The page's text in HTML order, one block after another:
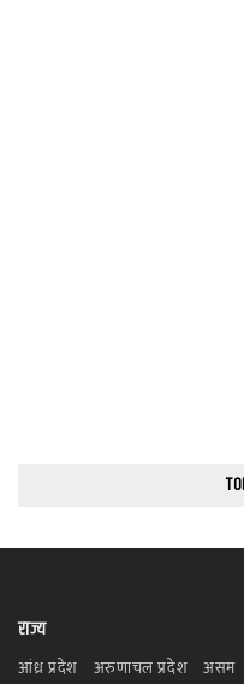
राज्य
आंध्र प्रदेश अरुणाचल प्रदेश असम